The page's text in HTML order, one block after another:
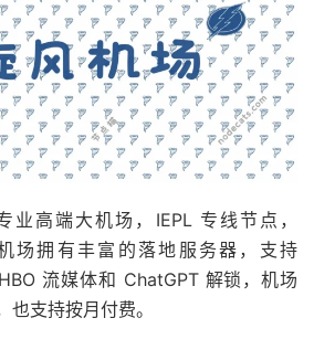
业高端大机场，IEPL 专线节点，
场拥有丰富的落地服务器，支持
流媒体和 ChatGPT 解锁，机场
支持按月付费。